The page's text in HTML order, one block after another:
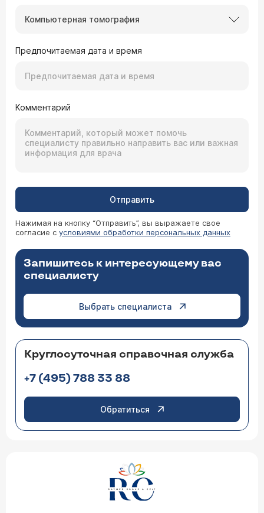
Компьютерная томография
Предпочитаемая дата и время
Комментарий
Отправить
Нажимая на кнопку “Отправить”, вы выражаете свое
согласие с условиями обработки персональных данных
Запишитесь к интересующему вас
специалисту
Выбрать специалиста
Круглосуточная справочная служба
+7 (495) 788 33 88
Обратиться